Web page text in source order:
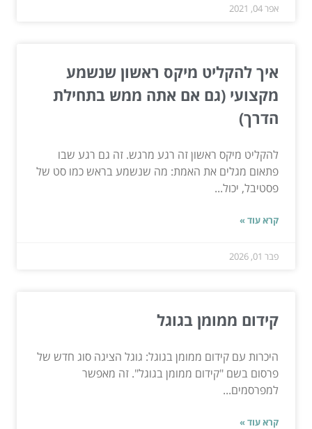
אפר 04, 2021
איך להקליט מיקס ראשון שנשמע
מקצועי (גם אם אתה ממש בתחילת
הדרך)
להקליט מיקס ראשון זה רגע מרגש. זה גם רגע שבו
פתאום מגלים את האמת: מה שנשמע בראש כמו סט של
פסטיבל, יכול...
קרא עוד »
פבר 01, 2026
קידום ממומן בגוגל
היכרות עם קידום ממומן בגוגל: גוגל הציגה סוג חדש של
פרסום בשם "קידום ממומן בגוגל". זה מאפשר
למפרסמים...
קרא עוד »